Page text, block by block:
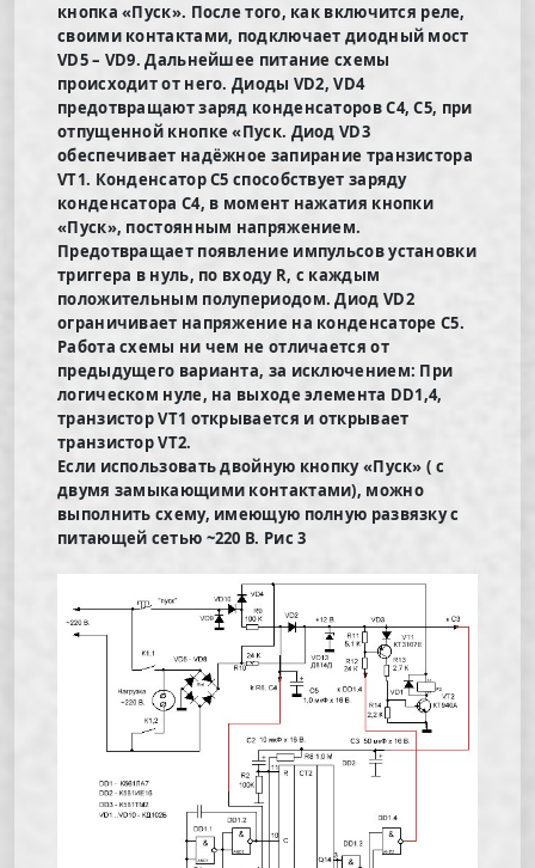
кнопка «Пуск». После того, как включится реле,
своими контактами, подключает диодный мост
VD5 – VD9. Дальнейшее питание схемы
происходит от него. Диоды VD2, VD4
предотвращают заряд конденсаторов С4, С5, при
отпущенной кнопке «Пуск. Диод VD3
обеспечивает надёжное запирание транзистора
VT1. Конденсатор С5 способствует заряду
конденсатора С4, в момент нажатия кнопки
«Пуск», постоянным напряжением.
Предотвращает появление импульсов установки
триггера в нуль, по входу R, c каждым
положительным полупериодом. Диод VD2
ограничивает напряжение на конденсаторе С5.
Работа схемы ни чем не отличается от
предыдущего варианта, за исключением: При
логическом нуле, на выходе элемента DD1,4,
транзистор VT1 открывается и открывает
транзистор VT2.
Если использовать двойную кнопку «Пуск» ( с
двумя замыкающими контактами), можно
выполнить схему, имеющую полную развязку с
питающей сетью ~220 В. Рис 3